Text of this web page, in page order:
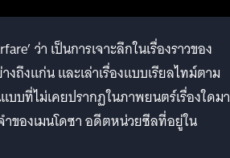
ว่า เป็นการเจาะลึกในเรื่องราวของ
ถึงแก่น และเล่าเรื่องแบบเรียลไทม์ตาม
บบที่ไม่เคยปรากฏในภาพยนตร์เรื่องใดมา
ของเมนโดซา อดีตหน่วยซีลที่อยู่ใน